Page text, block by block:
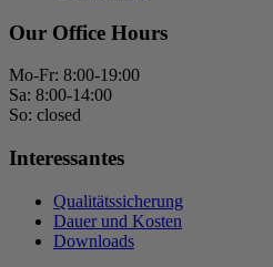
Our Office Hours
Mo-Fr: 8:00-19:00
Sa: 8:00-14:00
So: closed
Interessantes
Qualitätssicherung
Dauer und Kosten
Downloads